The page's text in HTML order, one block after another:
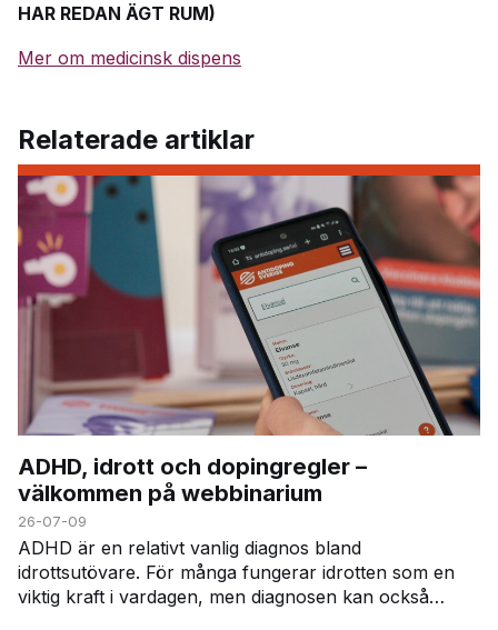
HAR REDAN ÄGT RUM)
Mer om medicinsk dispens
Relaterade artiklar
ADHD, idrott och dopingregler –
välkommen på webbinarium
26-07-09
ADHD är en relativt vanlig diagnos bland
idrottsutövare. För många fungerar idrotten som en
viktig kraft i vardagen, men diagnosen kan också